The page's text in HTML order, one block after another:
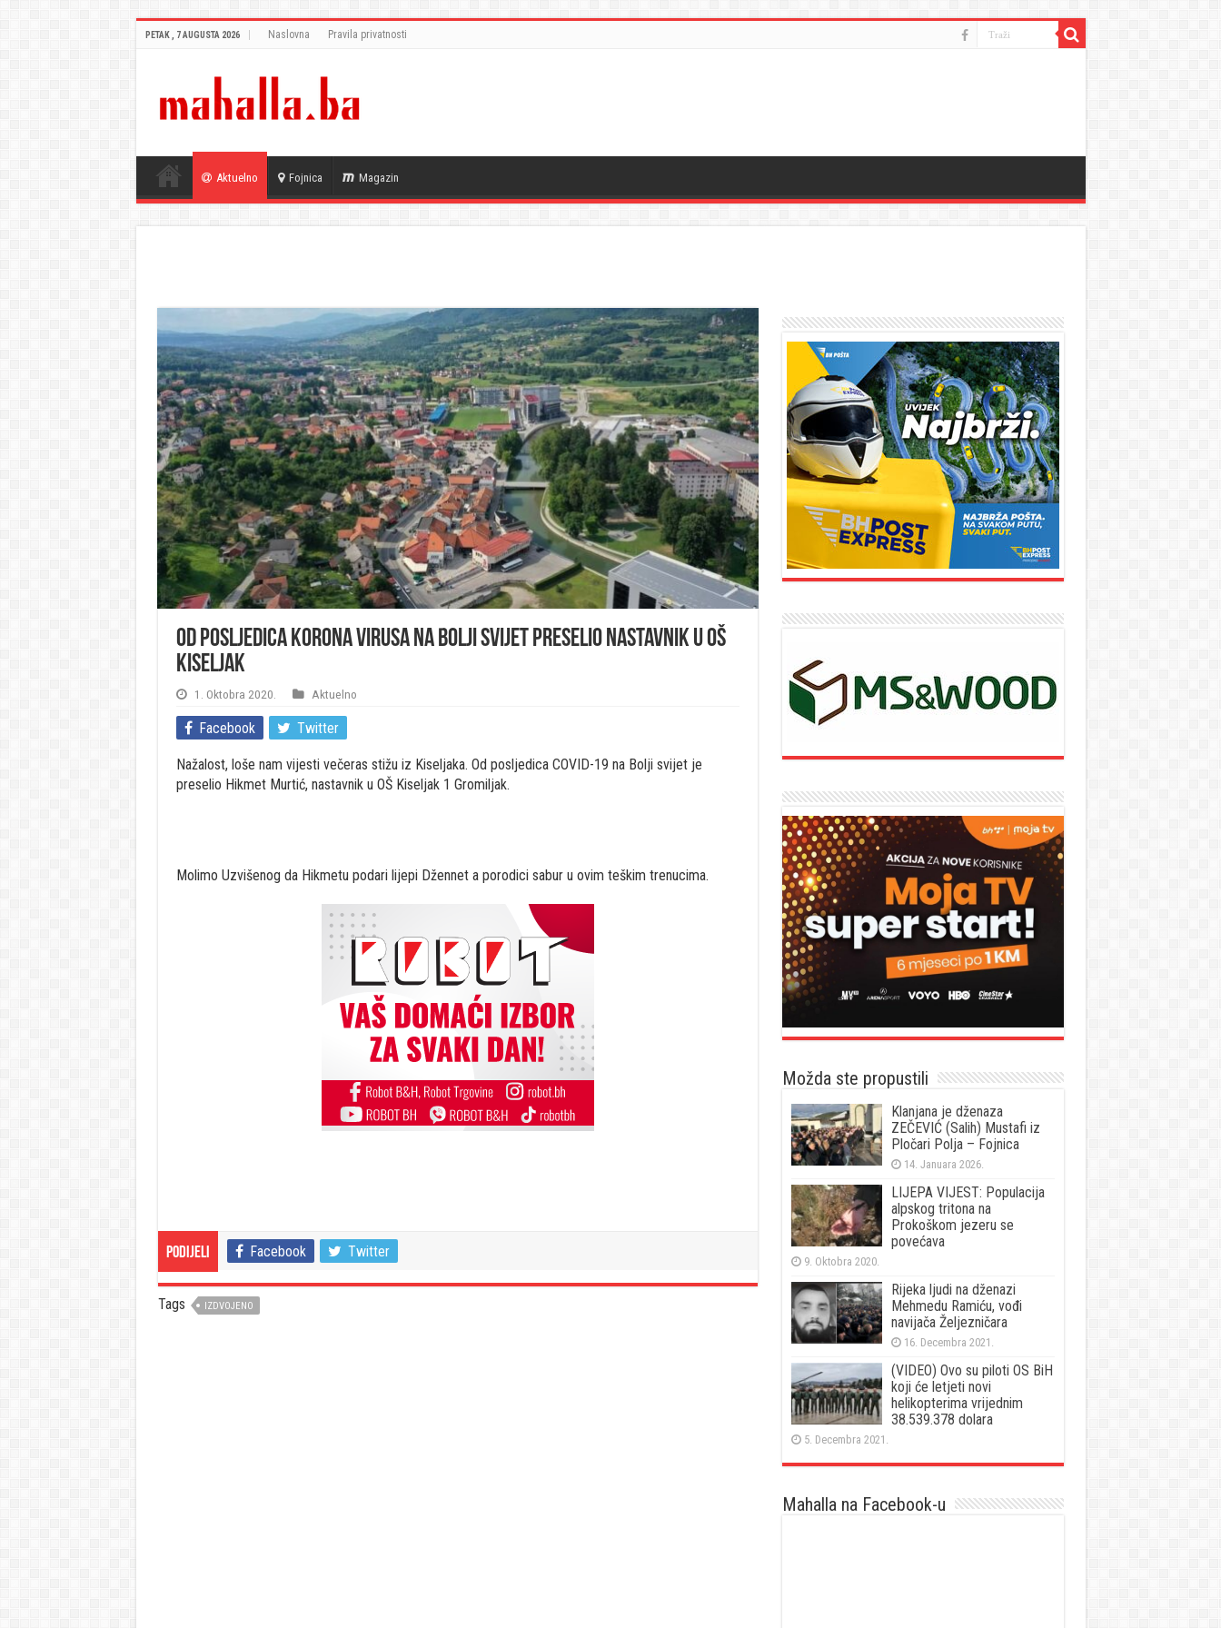
PETAK , 7 AUGUSTA 2026 Naslovna Pravila privatnosti
Aktuelno Fojnica Magazin
Od posljedica korona virusa na Bolji svijet preselio nastavnik u OŠ
Kiseljak
1. Oktobra 2020. Aktuelno
Facebook Twitter
Nažalost, loše nam vijesti večeras stižu iz Kiseljaka. Od posljedica COVID-19 na Bolji svijet je
preselio Hikmet Murtić, nastavnik u OŠ Kiseljak 1 Gromiljak.
Molimo Uzvišenog da Hikmetu podari lijepi Džennet a porodici sabur u ovim teškim trenucima.
Podijeli Facebook Twitter
Tags IZDVOJENO
Možda ste propustili
Klanjana je dženaza
ZEČEVIĆ (Salih) Mustafi iz
Pločari Polja – Fojnica
14. Januara 2026.
LIJEPA VIJEST: Populacija
alpskog tritona na
Prokoškom jezeru se
povećava
9. Oktobra 2020.
Rijeka ljudi na dženazi
Mehmedu Ramiću, vođi
navijača Željezničara
16. Decembra 2021.
(VIDEO) Ovo su piloti OS BiH
koji će letjeti novi
helikopterima vrijednim
38.539.378 dolara
5. Decembra 2021.
Mahalla na Facebook-u